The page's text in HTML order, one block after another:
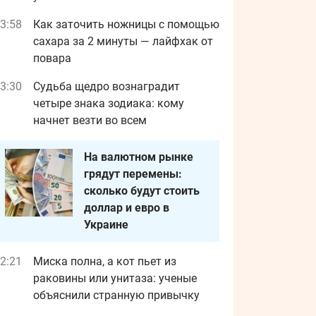
Как заточить ножницы с помощью
сахара за 2 минуты — лайфхак от
повара
Судьба щедро вознаградит
четыре знака зодиака: кому
начнет везти во всем
На валютном рынке
грядут перемены:
сколько будут стоить
доллар и евро в
Украине
Миска полна, а кот пьет из
раковины или унитаза: ученые
объяснили странную привычку